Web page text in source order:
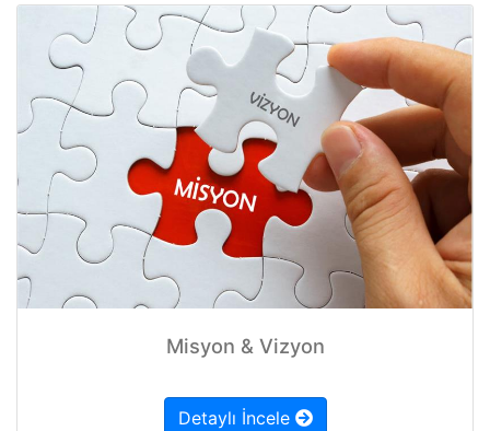
Misyon & Vizyon
Detaylı İncele